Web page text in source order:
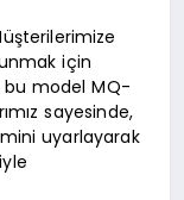
için
model MQ-
sayesinde,
uyarlayarak